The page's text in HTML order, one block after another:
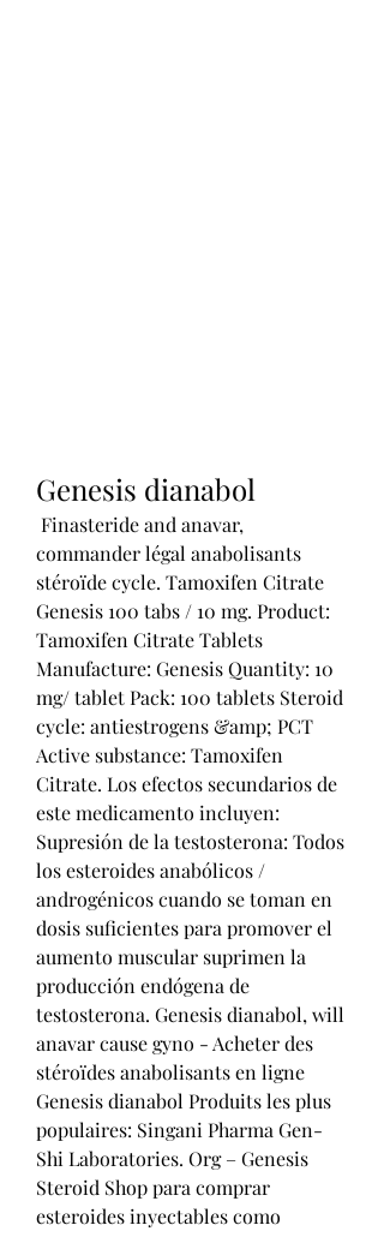
Genesis dianabol
commander légal anabolisants
stéroïde cycle. Tamoxifen Citrate
Genesis 100 tabs / 10 mg. Product:
Tamoxifen Citrate Tablets
Manufacture: Genesis Quantity: 10
mg/ tablet Pack: 100 tablets Steroid
cycle: antiestrogens &amp; PCT
Active substance: Tamoxifen
Citrate. Los efectos secundarios de
este medicamento incluyen:
Supresión de la testosterona: Todos
los esteroides anabólicos /
androgénicos cuando se toman en
dosis suficientes para promover el
aumento muscular suprimen la
producción endógena de
testosterona. Genesis dianabol, will
anavar cause gyno - Acheter des
stéroïdes anabolisants en ligne
Genesis dianabol Produits les plus
populaires: Singani Pharma Gen-
Shi Laboratories. Org – Genesis
Steroid Shop para comprar
esteroides inyectables como